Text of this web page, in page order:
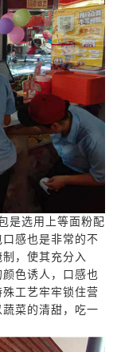
是选用上等面粉配
感也是非常的不
，使其充分入
色诱人，口感也
工艺牢牢锁住营
菜的清甜，吃一